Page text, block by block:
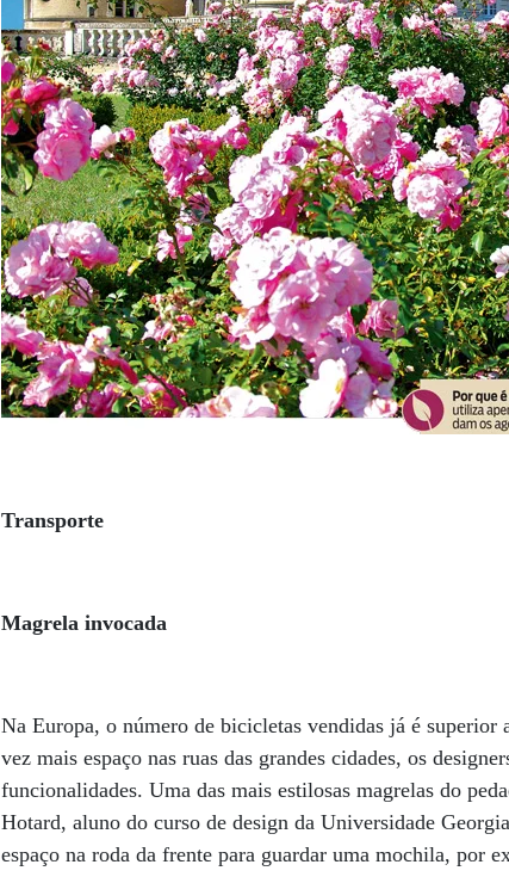
Transporte
Magrela invocada
Na Europa, o número de bicicletas vendidas já é superior
vez mais espaço nas ruas das grandes cidades, os
funcionalidades. Uma das mais estilosas magrelas do
Hotard, aluno do curso de design da Universidade
espaço na roda da frente para guardar uma mochila, por